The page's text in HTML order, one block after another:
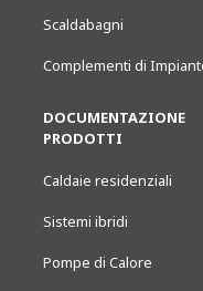
Scaldabagni
Complementi di
DOCUMENTAZIONE
PRODOTTI
Caldaie residenziali
Sistemi ibridi
Pompe di Calore